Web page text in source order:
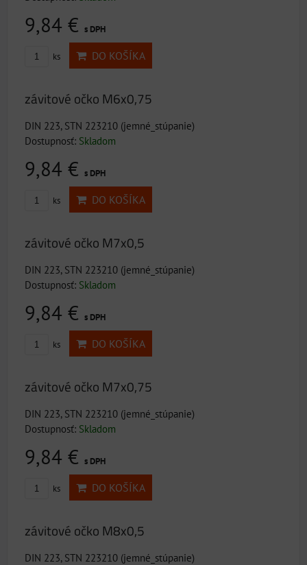
9,84 € s DPH
ks DO KOŠÍKA
závitové očko M6x0,75
DIN 223, STN 223210 (jemné_stúpanie)
Dostupnosť: Skladom
9,84 € s DPH
ks DO KOŠÍKA
závitové očko M7x0,5
DIN 223, STN 223210 (jemné_stúpanie)
Dostupnosť: Skladom
9,84 € s DPH
ks DO KOŠÍKA
závitové očko M7x0,75
DIN 223, STN 223210 (jemné_stúpanie)
Dostupnosť: Skladom
9,84 € s DPH
ks DO KOŠÍKA
závitové očko M8x0,5
DIN 223, STN 223210 (jemné_stúpanie)